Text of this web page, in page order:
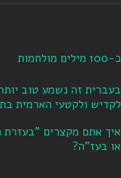
כ-100 מילים מולחמות
בעברית זה נשמע טוב
לקדיש ולקטעי הארמית
איך אתם מקצרים
או בעז"ה?